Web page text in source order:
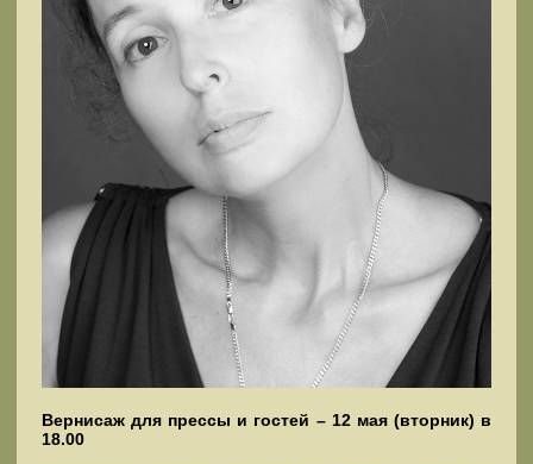
Вернисаж для прессы и гостей – 12 мая (вторник) в
18.00